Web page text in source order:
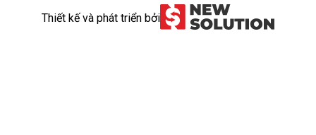
Thiết kế và phát triển bởi